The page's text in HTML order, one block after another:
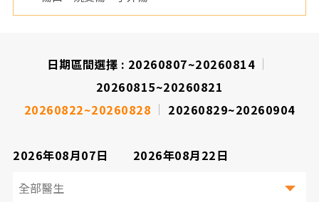
日期區間選擇 : 20260807~20260814
20260815~20260821
20260822~20260828
20260829~20260904
2026年08月07日 2026年08月22日